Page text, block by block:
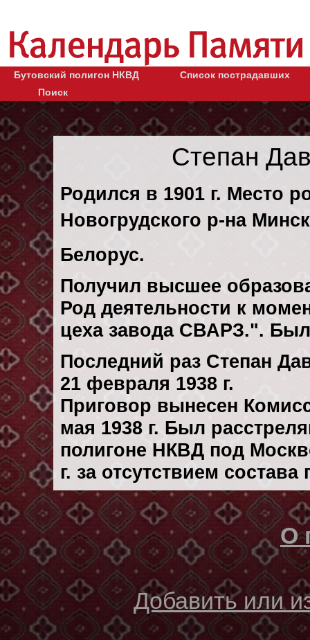
Бутовский полигон НКВД
Список пострадавших
Поиск
Степан
Родился в 1901 г. Место
Новогрудского р-на
Белорус.
Получил высшее
Род деятельности к
цеха завода СВАРЗ.".
Последний раз Степан
21 февраля 1938 г.
Приговор вынесен
мая 1938 г. Был
полигоне НКВД под
г. за отсутствием
О
Добавить или